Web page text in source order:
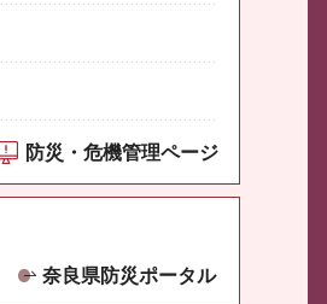
防災・危機管理ページ
奈良県防災ポータル